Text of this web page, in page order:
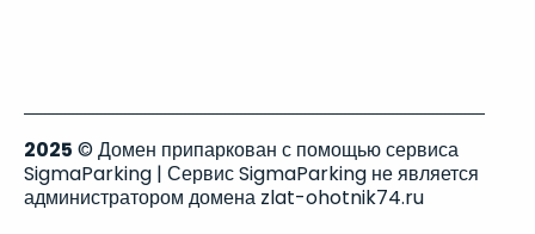
2025 © Домен припаркован с помощью сервиса
SigmaParking | Сервис SigmaParking не является
администратором домена zlat-ohotnik74.ru